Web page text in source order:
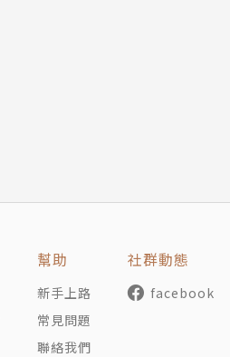
幫助
新手上路
常見問題
聯絡我們
社群動態
facebook